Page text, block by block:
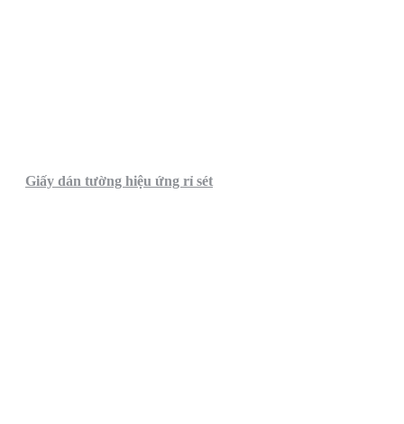
Giấy dán tường hiệu ứng rỉ sét